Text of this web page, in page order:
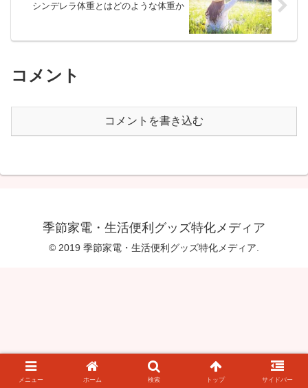
シンデレラ体重とはどのような体重か
コメント
コメントを書き込む
季節家電・生活便利グッズ特化メディア
© 2019 季節家電・生活便利グッズ特化メディア.
メニュー ホーム 検索 トップ サイドバー